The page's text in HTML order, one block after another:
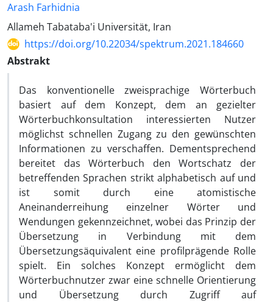
Arash Farhidnia
Allameh Tabataba'i Universität, Iran
https://doi.org/10.22034/spektrum.2021.184660
Abstrakt
Das konventionelle zweisprachige Wörterbuch
basiert auf dem Konzept, dem an gezielter
Wörterbuchkonsultation interessierten Nutzer
möglichst schnellen Zugang zu den gewünschten
Informationen zu verschaffen. Dementsprechend
bereitet das Wörterbuch den Wortschatz der
betreffenden Sprachen strikt alphabetisch auf und
ist somit durch eine atomistische
Aneinanderreihung einzelner Wörter und
Wendungen gekennzeichnet, wobei das Prinzip der
Übersetzung in Verbindung mit dem
Übersetzungsäquivalent eine profilprägende Rolle
spielt. Ein solches Konzept ermöglicht dem
Wörterbuchnutzer zwar eine schnelle Orientierung
und Übersetzung durch Zugriff auf